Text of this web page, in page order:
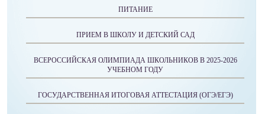
ПИТАНИЕ
ПРИЕМ В ШКОЛУ И ДЕТСКИЙ САД
ВСЕРОССИЙСКАЯ ОЛИМПИАДА ШКОЛЬНИКОВ В 2025-2026
УЧЕБНОМ ГОДУ
ГОСУДАРСТВЕННАЯ ИТОГОВАЯ АТТЕСТАЦИЯ (ОГЭ/ЕГЭ)